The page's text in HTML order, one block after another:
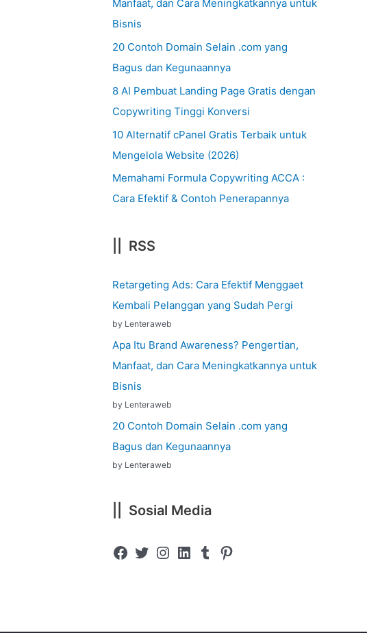
Manfaat, dan Cara Meningkatkannya untuk
Bisnis
20 Contoh Domain Selain .com yang
Bagus dan Kegunaannya
8 AI Pembuat Landing Page Gratis dengan
Copywriting Tinggi Konversi
10 Alternatif cPanel Gratis Terbaik untuk
Mengelola Website (2026)
Memahami Formula Copywriting ACCA :
Cara Efektif & Contoh Penerapannya
|| RSS
Retargeting Ads: Cara Efektif Menggaet
Kembali Pelanggan yang Sudah Pergi
by Lenteraweb
Apa Itu Brand Awareness? Pengertian,
Manfaat, dan Cara Meningkatkannya untuk
Bisnis
by Lenteraweb
20 Contoh Domain Selain .com yang
Bagus dan Kegunaannya
by Lenteraweb
|| Sosial Media